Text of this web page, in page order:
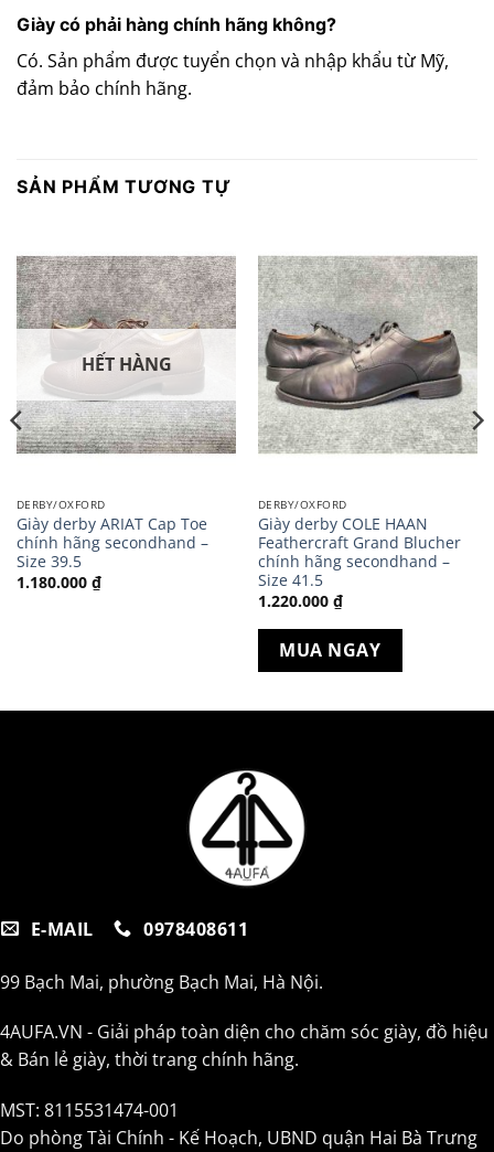
Giày có phải hàng chính hãng không?
Có. Sản phẩm được tuyển chọn và nhập khẩu từ Mỹ,
đảm bảo chính hãng.
SẢN PHẨM TƯƠNG TỰ
HẾT HÀNG
DERBY/OXFORD
Giày derby ARIAT Cap Toe
chính hãng secondhand –
Size 39.5
1.180.000 ₫
DERBY/OXFORD
Giày derby COLE HAAN
Feathercraft Grand Blucher
chính hãng secondhand –
Size 41.5
1.220.000 ₫
MUA NGAY
E-MAIL 0978408611
99 Bạch Mai, phường Bạch Mai, Hà Nội.
4AUFA.VN - Giải pháp toàn diện cho chăm sóc giày, đồ hiệu
& Bán lẻ giày, thời trang chính hãng.
MST: 8115531474-001
Do phòng Tài Chính - Kế Hoạch, UBND quận Hai Bà Trưng